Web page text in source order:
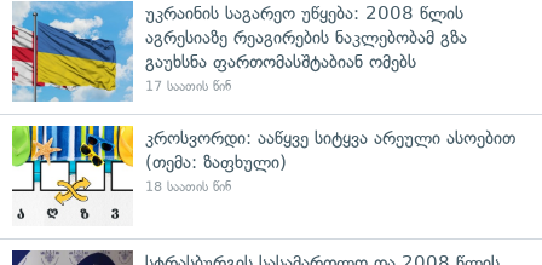
უკრაინის საგარეო უწყება: 2008 წლის
აგრესიაზე რეაგირების ნაკლებობამ გზა
გაუხსნა ფართომასშტაბიან ომებს
17 საათის წინ
კროსვორდი: ააწყვე სიტყვა არეული ასოებით
(თემა: ზაფხული)
18 საათის წინ